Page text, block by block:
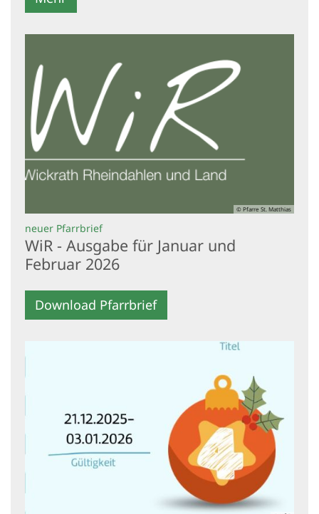
© Pfarre St. Matthias
neuer Pfarrbrief:
WiR - Ausgabe für Januar und
Februar 2026
Download Pfarrbrief